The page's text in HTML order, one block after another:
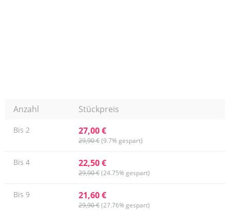
Anzahl Stückpreis
Bis 2 27,00 €
29,90 €(9.7% gespart)
Bis 4 22,50 €
29,90 €(24.75% gespart)
Bis 9 21,60 €
29,90 €(27.76% gespart)